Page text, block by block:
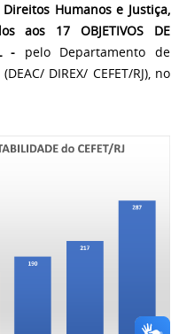
Humanos e Justiça,
aos 17 OBJETIVOS DE
- pelo Departamento de
DIREX/ CEFET/RJ), no